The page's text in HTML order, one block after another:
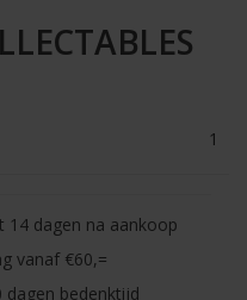
1
dagen na aankoop
vanaf €60,=
dagen bedenktijd